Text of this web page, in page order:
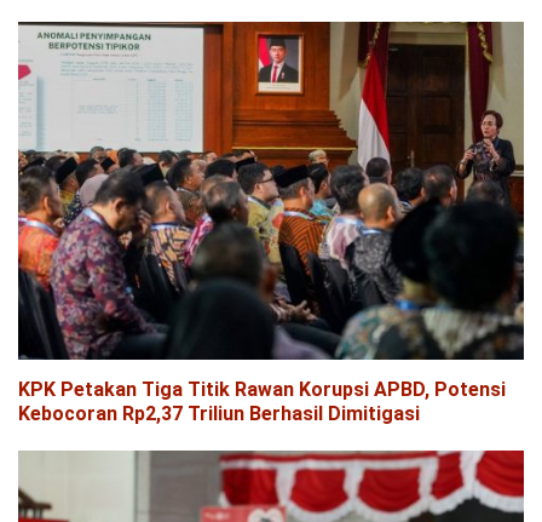
KPK Petakan Tiga Titik Rawan Korupsi APBD, Potensi
Kebocoran Rp2,37 Triliun Berhasil Dimitigasi